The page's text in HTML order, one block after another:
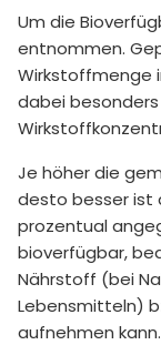
Um die
entnommen.
Wirkstoffmenge
dabei
Je höher die
desto besser ist
prozentual
bioverfügbar,
Nährstoff (bei
Lebensmitteln)
aufnehmen kann.